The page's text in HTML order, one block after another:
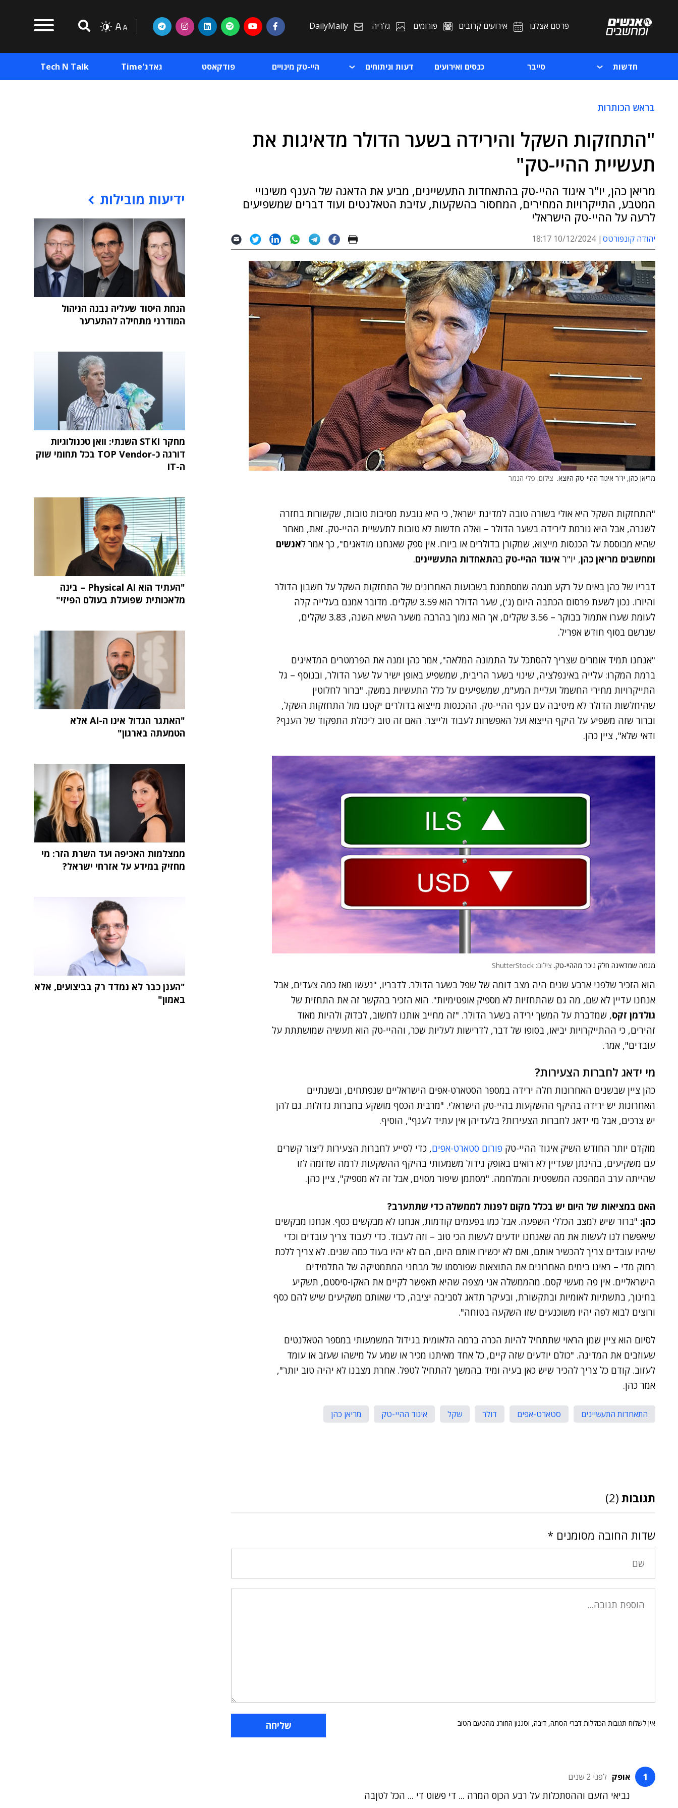
פרסם אצלנו אירועים קרובים פורומים גלריה DailyMaily
חדשות סייבר כנסים ואירועים דעות וניתוחים היי-טק מינויים פודקאסט גאדג'Time Tech N Talk
בראש הכותרות
"התחזקות השקל והירידה בשער הדולר מדאיגות את
תעשיית ההיי-טק"
מריאן כהן, יו"ר איגוד ההיי-טק בהתאחדות התעשיינים, מביע את הדאגה של הענף משינויי
המטבע, התייקרויות המחירים, המחסור בהשקעות, עזיבת הטאלנטים ועוד דברים שמשפיעים
לרעה על ההיי-טק הישראלי
יהודה קונפורטס 10/12/2024 18:17
מריאן כהן, יו"ר איגוד ההיי-טק היוצא. צילום: פלי הנמר
"התחזקות השקל היא אולי בשורה טובה למדינת ישראל, כי היא נובעת מסיבות טובות, שקשורות בחזרה
לשגרה, אבל היא גורמת לירידה בשער הדולר – ואלה חדשות לא טובות לתעשיית ההיי-טק. זאת, מאחר
שהיא מבוססת על הכנסות מייצוא, שמקורן בדולרים או ביורו. אין ספק שאנחנו מודאגים", כך אמר לאנשים
ומחשבים מריאן כהן, יו"ר איגוד ההיי-טק בהתאחדות התעשיינים.
דבריו של כהן באים על רקע מגמה שמסתמנת בשבועות האחרונים של התחזקות השקל על חשבון הדולר
והיורו. נכון לשעת פרסום הכתבה היום (ג'), שער הדולר הוא 3.59 שקלים. מדובר אמנם בעלייה קלה
לעומת שערו אתמול בבוקר – 3.56 שקלים, אך הוא נמוך בהרבה משער השיא השנה, 3.83 שקלים,
שנרשם בסוף חודש אפריל.
"אנחנו תמיד אומרים שצריך להסתכל על התמונה המלאה", אמר כהן ומנה את הפרמטרים המדאיגים
ברמת המקרו: עלייה באינפלציה, שינוי בשער הריבית, שמשפיע באופן ישיר על שער הדולר, ובנוסף – גל
התייקרויות מחירי החשמל ועליית המע"מ, שמשפיעים על כלל התעשיות במשק. "ברור לחלוטין
שהיחלשות הדולר לא מיטיבה עם ענף ההיי-טק. ההכנסות מייצוא בדולרים יקטנו מול התחזקות השקל,
וברור שזה משפיע על היקף הייצוא ועל האפשרות לעבוד ולייצר. האם זה טוב ליכולת התפקוד של הענף?
ודאי שלא", ציין כהן.
מגמה שמדאיגה חלק ניכר מההיי-טק. צילום: ShutterStock
הוא הזכיר שלפני ארבע שנים היה מצב דומה של שפל בשער הדולר. לדבריו, "נעשו מאז כמה צעדים, אבל
אנחנו עדיין לא שם, מה גם שהתחזיות לא מספיק אופטימיות". הוא הזכיר בהקשר זה את התחזית של
גולדמן זקס, שמדברת על המשך ירידה בשער הדולר. "זה מחייב אותנו לחשוב, לבדוק ולהיות מאוד
זהירים, כי ההתייקרויות יביאו, בסופו של דבר, לדרישות לעליות שכר, וההיי-טק הוא תעשיה שמושתתת על
עובדים", אמר.
מי ידאג לחברות הצעירות?
כהן ציין שבשנים האחרונות חלה ירידה במספר הסטארט-אפים הישראליים שנפתחים, ובשנתיים
האחרונות יש ירידה בהיקף ההשקעות בהיי-טק הישראלי. "מרבית הכסף מושקע בחברות גדולות. גם להן
יש צרכים, אבל מי ידאג לחברות הצעירות? בלעדיהן אין עתיד לענף", הוסיף.
מוקדם יותר החודש השיק איגוד ההיי-טק פורום סטארט-אפים, כדי לסייע לחברות הצעירות ליצור קשרים
עם משקיעים, בהינתן שעדיין לא רואים באופק גידול משמעותי בהיקף ההשקעות לרמה שדומה לזו
שהייתה ערב המהפכה המשפטית והמלחמה. "מסתמן שיפור מסוים, אבל זה לא מספיק", ציין כהן.
האם במציאות של היום יש בכלל מקום לפנות לממשלה כדי שתתערב?
כהן: "ברור שיש למצב הכללי השפעה. אבל כמו בפעמים קודמות, אנחנו לא מבקשים כסף. אנחנו מבקשים
שיאפשרו לנו לעשות את מה שאנחנו יודעים לעשות הכי טוב – וזה לעבוד. כדי לעבוד צריך עובדים וכדי
שיהיו עובדים צריך להכשיר אותם, ואם לא יכשירו אותם היום, הם לא יהיו בעוד כמה שנים. לא צריך ללכת
רחוק מדי – ראינו בימים האחרונים את התוצאות שפורסמו של מבחני המתמטיקה של התלמידים
הישראליים. אין פה מעשי קסם. מהממשלה אני מצפה שהיא תאפשר לקיים את האקו-סיסטם, תשקיע
בחינוך, בתשתיות לאומיות ובתקשורת, ובעיקר תדאג לסביבה יציבה, כדי שאותם משקיעים שיש להם כסף
ורוצים לבוא לפה יהיו משוכנעים שזו השקעה בטוחה".
לסיום הוא ציין שמן הראוי שתתחיל להיות הכרה ברמה הלאומית בגידול המשמעותי במספר הטאלנטים
שעוזבים את המדינה. "כולם יודעים שזה קיים, כל אחד מאיתנו מכיר או שמע על מישהו שעזב או עומד
לעזוב. קודם כל צריך להכיר שיש כאן בעיה ומיד בהמשך להתחיל לטפל. אחרת מצבנו לא יהיה טוב יותר",
אמר כהן.
התאחדות התעשיינים סטארט-אפים דולר שקל איגוד ההיי-טק מריאן כהן
תגובות (2)
שדות החובה מסומנים *
אין לשלוח תגובות הכוללות דברי הסתה, דיבה, וסגנון החורג מהטעם הטוב
אופק לפני 2 שנים
נביאי הזעם וההסתכלות על רבע הכןס המרה ... די פשוט די ... הכל לטןבה
ידיעות מובילות
הנחת היסוד שעליה נבנה הניהול
המודרני מתחילה להתערער
מחקר STKI השנתי: וואן טכנולוגיות
דורגה כ-TOP Vendor בכל תחומי שוק
ה-IT
"העתיד הוא Physical AI – בינה
מלאכותית שפועלת בעולם הפיזי"
"האתגר הגדול אינו ה-AI אלא
הטמעתה בארגון"
ממצלמות האכיפה ועד השרת הזר: מי
מחזיק במידע על אזרחי ישראל?
"הענן כבר לא נמדד רק בביצועים, אלא
באמון"